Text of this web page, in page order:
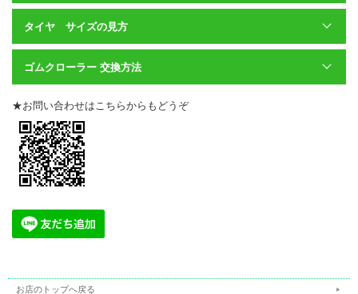
タイヤ サイズの見方
ゴムクローラー 交換方法
★お問い合わせはこちらからもどうぞ
お店のトップへ戻る